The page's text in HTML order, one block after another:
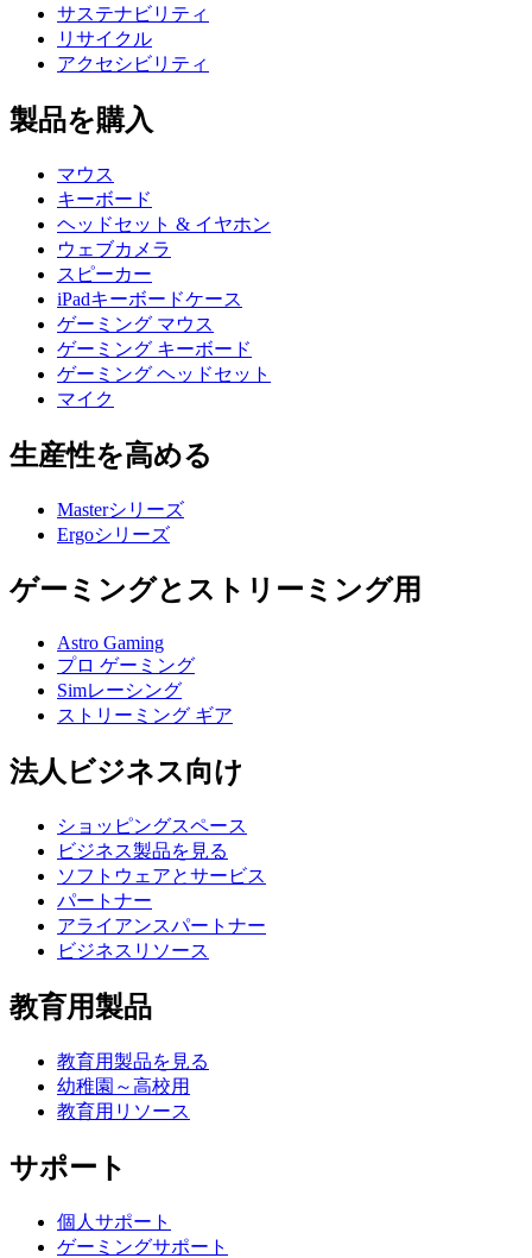
サステナビリティ
リサイクル
アクセシビリティ
製品を購入
マウス
キーボード
ヘッドセット & イヤホン
ウェブカメラ
スピーカー
iPadキーボードケース
ゲーミング マウス
ゲーミング キーボード
ゲーミング ヘッドセット
マイク
生産性を高める
Masterシリーズ
Ergoシリーズ
ゲーミングとストリーミング用
Astro Gaming
プロ ゲーミング
Simレーシング
ストリーミング ギア
法人ビジネス向け
ショッピングスペース
ビジネス製品を見る
ソフトウェアとサービス
パートナー
アライアンスパートナー
ビジネスリソース
教育用製品
教育用製品を見る
幼稚園～高校用
教育用リソース
サポート
個人サポート
ゲーミングサポート